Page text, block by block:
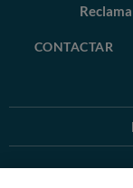
CONTACTAR